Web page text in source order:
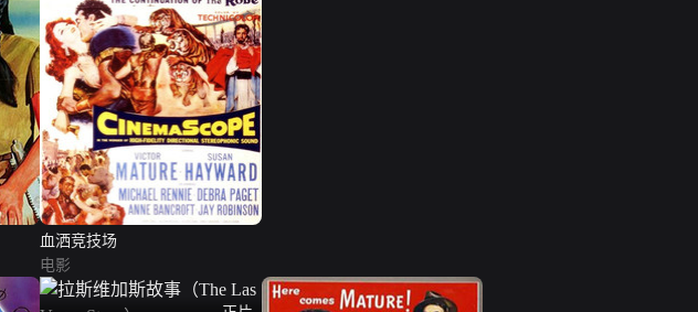
血洒竞技场
电影